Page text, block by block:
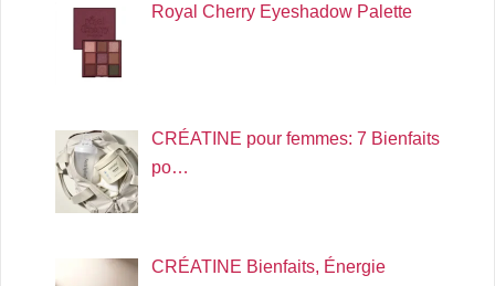
Royal Cherry Eyeshadow Palette
CRÉATINE pour femmes: 7 Bienfaits
po…
CRÉATINE Bienfaits, Énergie